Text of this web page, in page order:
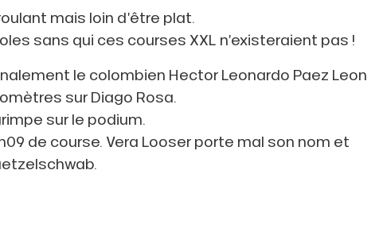
mais loin d’être plat.
sans qui ces courses XXL n’existeraient pas !
le colombien Hector Leonardo Paez Leon
sur Diago Rosa.
sur le podium.
de course. Vera Looser porte mal son nom et